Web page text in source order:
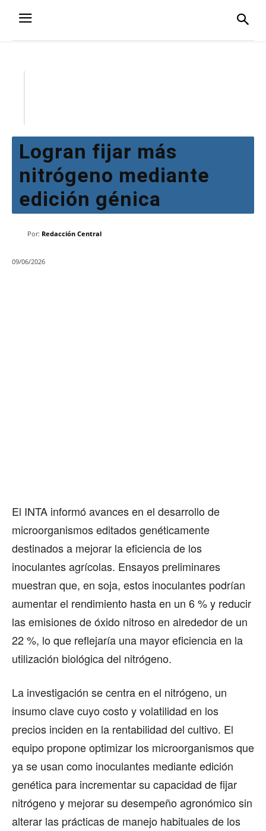
Logran fijar más
nitrógeno mediante
edición génica
Por: Redacción Central
09/06/2026
El INTA informó avances en el desarrollo de
microorganismos editados genéticamente
destinados a mejorar la eficiencia de los
inoculantes agrícolas. Ensayos preliminares
muestran que, en soja, estos inoculantes podrían
aumentar el rendimiento hasta en un 6 % y reducir
las emisiones de óxido nitroso en alrededor de un
22 %, lo que reflejaría una mayor eficiencia en la
utilización biológica del nitrógeno.
La investigación se centra en el nitrógeno, un
insumo clave cuyo costo y volatilidad en los
precios inciden en la rentabilidad del cultivo. El
equipo propone optimizar los microorganismos que
ya se usan como inoculantes mediante edición
genética para incrementar su capacidad de fijar
nitrógeno y mejorar su desempeño agronómico sin
alterar las prácticas de manejo habituales de los